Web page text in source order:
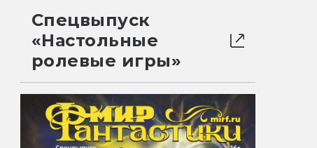
Спецвыпуск
«Настольные
ролевые игры»